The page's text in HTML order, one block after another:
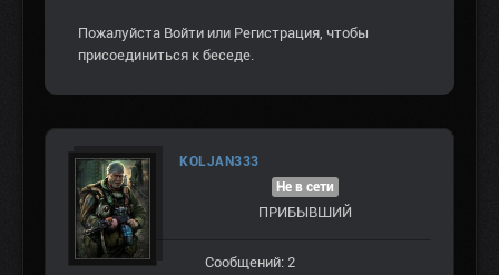
Пожалуйста Войти или Регистрация, чтобы
присоединиться к беседе.
KOLJAN333
Не в сети
ПРИБЫВШИЙ
Сообщений: 2